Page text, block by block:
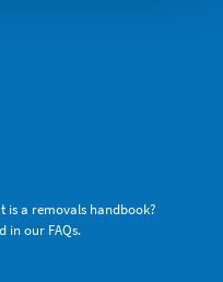
is a removals handbook?
in our FAQs.